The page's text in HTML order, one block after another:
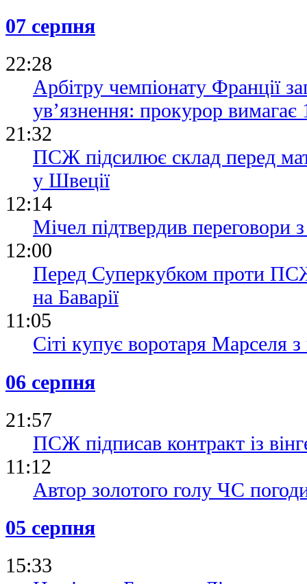
07 серпня
22:28
Арбітру чемпіонату Франції
ув’язнення: прокурор вимагає
21:32
ПСЖ підсилює склад перед
у Швеції
12:14
Мічел підтвердив
12:00
Перед Суперкубком проти ПСЖ
на Баварії
11:05
Сіті купує воротаря Марселя
06 серпня
21:57
ПСЖ підписав контракт із
11:12
Автор золотого голу ЧС
05 серпня
15:33